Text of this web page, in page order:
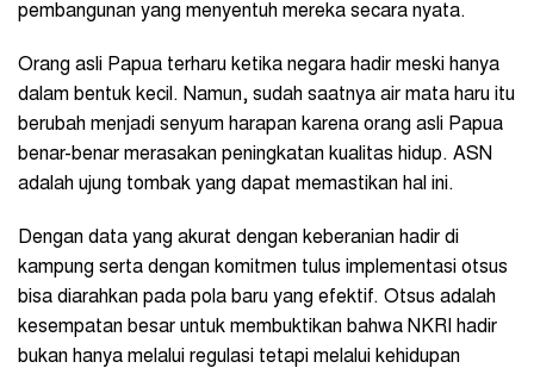
pembangunan yang menyentuh mereka secara nyata.
Orang asli Papua terharu ketika negara hadir meski hanya
dalam bentuk kecil. Namun, sudah saatnya air mata haru itu
berubah menjadi senyum harapan karena orang asli Papua
benar-benar merasakan peningkatan kualitas hidup. ASN
adalah ujung tombak yang dapat memastikan hal ini.
Dengan data yang akurat dengan keberanian hadir di
kampung serta dengan komitmen tulus implementasi otsus
bisa diarahkan pada pola baru yang efektif. Otsus adalah
kesempatan besar untuk membuktikan bahwa NKRI hadir
bukan hanya melalui regulasi tetapi melalui kehidupan